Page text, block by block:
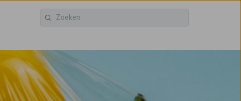
Vertel het anderen: